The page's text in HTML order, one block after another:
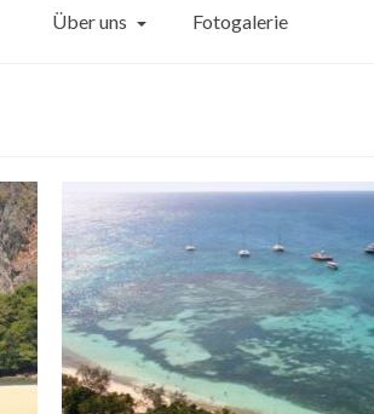
Über uns Fotogalerie